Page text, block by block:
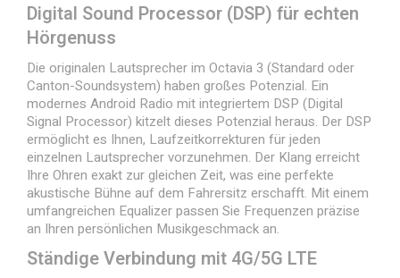
Digital Sound Processor (DSP) für echten
Hörgenuss
Die originalen Lautsprecher im Octavia 3 (Standard oder
Canton-Soundsystem) haben großes Potenzial. Ein
modernes Android Radio mit integriertem DSP (Digital
Signal Processor) kitzelt dieses Potenzial heraus. Der DSP
ermöglicht es Ihnen, Laufzeitkorrekturen für jeden
einzelnen Lautsprecher vorzunehmen. Der Klang erreicht
Ihre Ohren exakt zur gleichen Zeit, was eine perfekte
akustische Bühne auf dem Fahrersitz erschafft. Mit einem
umfangreichen Equalizer passen Sie Frequenzen präzise
an Ihren persönlichen Musikgeschmack an.
Ständige Verbindung mit 4G/5G LTE